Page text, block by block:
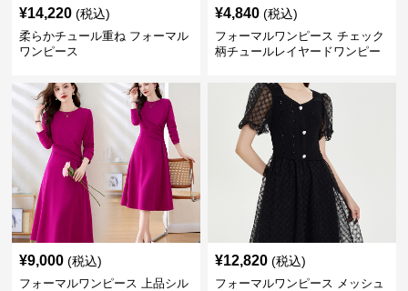
¥14,220 (税込)
柔らかチュール重ね フォーマル
ワンピース
¥4,840 (税込)
フォーマルワンピース チェック
柄チュールレイヤードワンピー
¥9,000 (税込)
フォーマルワンピース 上品シル
¥12,820 (税込)
フォーマルワンピース メッシュ